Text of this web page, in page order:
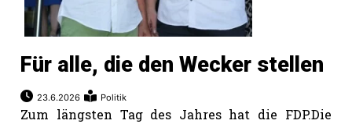
Für alle, die den Wecker stellen
23.6.2026 Politik
Zum längsten Tag des Jahres hat die FDP.Die